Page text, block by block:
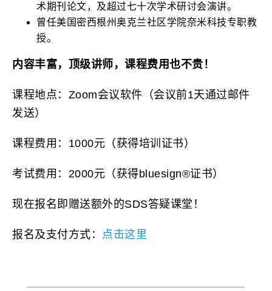
术期刊论文，及超过七十次学术研讨会演讲。
曾任美国密西根州奥克兰社区学院奈米科技专职教
授。
内容丰富，顶级讲师，课程费用也不贵！
课程地点：Zoom会议软件（会议前1天通过邮件
发送）
课程费用：1000元（获得培训证书）
考试费用：2000元（获得bluesign®证书）
现在报名即赠送额外的SDS答疑课堂！
报名及支付方式： 点击这里